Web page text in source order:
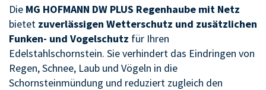
Die MG HOFMANN DW PLUS Regenhaube mit Netz
bietet zuverlässigen Wetterschutz und zusätzlichen
Funken- und Vogelschutz für Ihren
Edelstahlschornstein. Sie verhindert das Eindringen von
Regen, Schnee, Laub und Vögeln in die
Schornsteinmündung und reduziert zugleich den